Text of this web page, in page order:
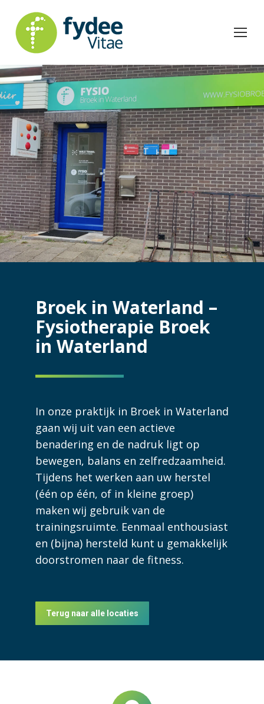
Broek in Waterland –
Fysiotherapie Broek
in Waterland
In onze praktijk in Broek in Waterland
gaan wij uit van een actieve
benadering en de nadruk ligt op
bewegen, balans en zelfredzaamheid.
Tijdens het werken aan uw herstel
(één op één, of in kleine groep)
maken wij gebruik van de
trainingsruimte. Eenmaal enthousiast
en (bijna) hersteld kunt u gemakkelijk
doorstromen naar de fitness.
Terug naar alle locaties